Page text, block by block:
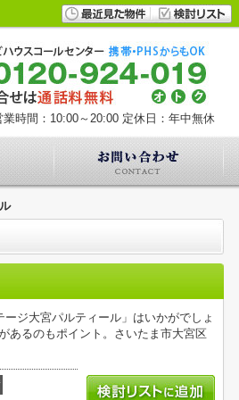
業時間：10:00～20:00 定休日：年中無休
ジ大宮パルティール」はいかがでしょ
あるのもポイント。さいたま市大宮区